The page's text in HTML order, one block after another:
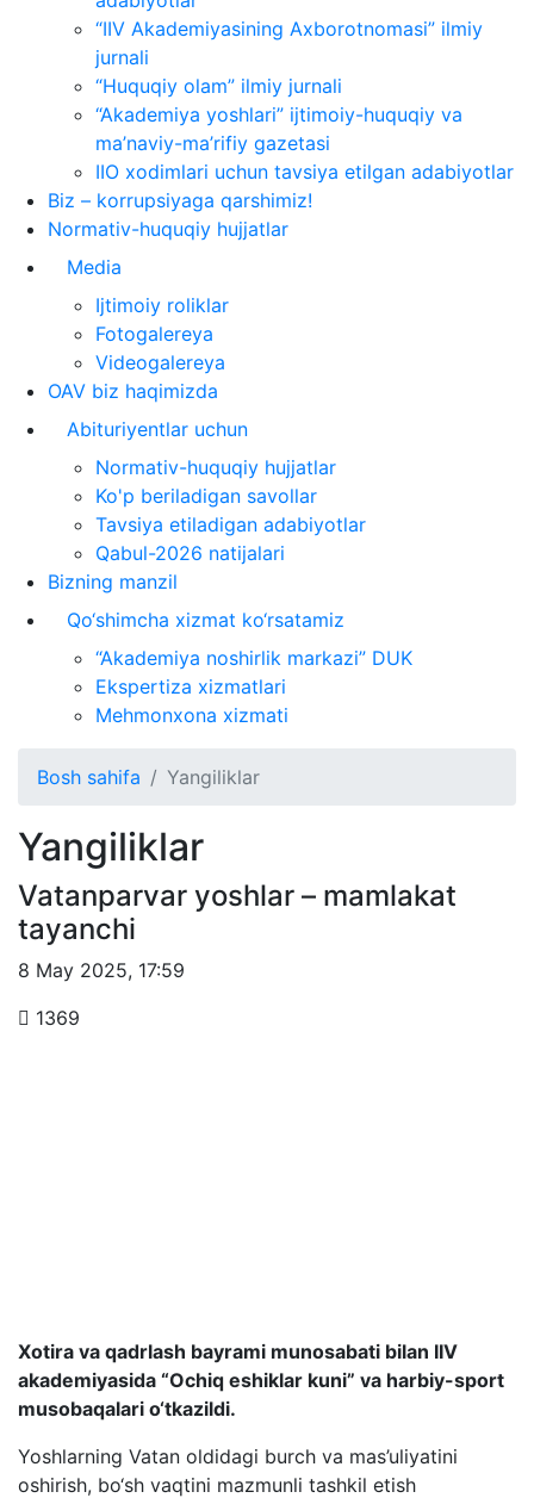
“IIV Akademiyasining Axborotnomasi” ilmiy
jurnali
“Huquqiy olam” ilmiy jurnali
“Akademiya yoshlari” ijtimoiy-huquqiy va
ma’naviy-ma’rifiy gazetasi
IIO xodimlari uchun tavsiya etilgan adabiyotlar
Biz – korrupsiyaga qarshimiz!
Normativ-huquqiy hujjatlar
Media
Ijtimoiy roliklar
Fotogalereya
Videogalereya
OAV biz haqimizda
Abituriyentlar uchun
Normativ-huquqiy hujjatlar
Ko'p beriladigan savollar
Tavsiya etiladigan adabiyotlar
Qabul-2026 natijalari
Bizning manzil
Qo‘shimcha xizmat ko‘rsatamiz
“Akademiya noshirlik markazi” DUK
Ekspertiza xizmatlari
Mehmonxona xizmati
Bosh sahifa Yangiliklar
Yangiliklar
Vatanparvar yoshlar – mamlakat
tayanchi
8 May 2025, 17:59
1369
Xotira va qadrlash bayrami munosabati bilan IIV
akademiyasida “Ochiq eshiklar kuni” va harbiy-sport
musobaqalari o‘tkazildi.
Yoshlarning Vatan oldidagi burch va mas’uliyatini
oshirish, bo‘sh vaqtini mazmunli tashkil etish